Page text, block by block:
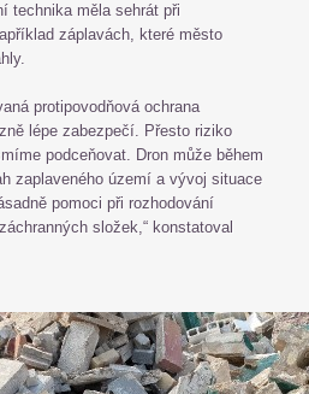
technika měla sehrát při
záplavách, které město
protipovodňová ochrana
lépe zabezpečí. Přesto riziko
podceňovat. Dron může během
zaplaveného území a vývoj situace
pomoci při rozhodování
složek,“ konstatoval